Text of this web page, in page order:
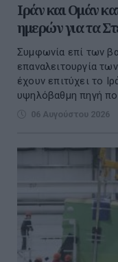
Ιράν και Ομάν
ημερών για τα
Συμφωνία επί των
επαναλειτουργία
έχουν επιτύχει το
υψηλόβαθμη πηγή
06 Αυγούστου 2026